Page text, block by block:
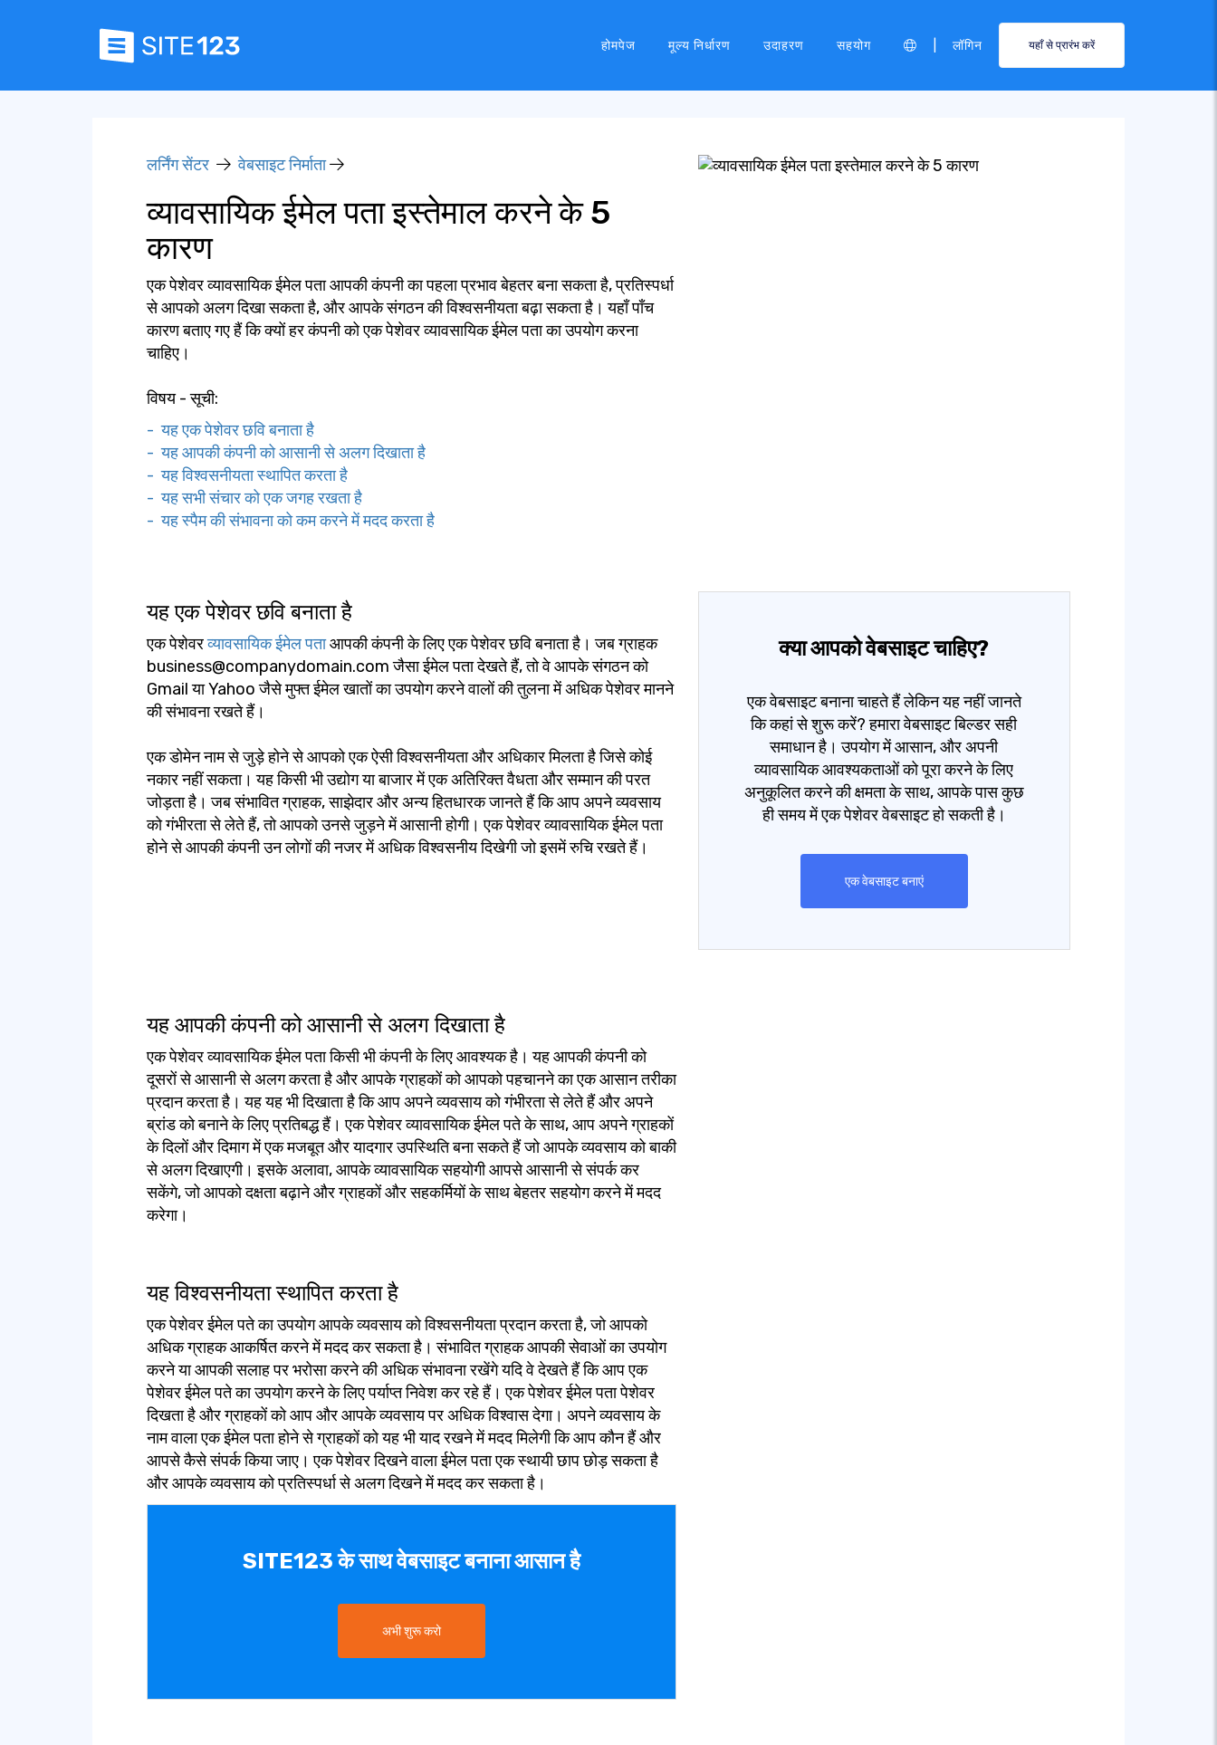
होमपेज मूल्य निर्धारण उदाहरण सहयोग लॉगिन यहाँ से प्रारंभ करें
लर्निंग सेंटर वेबसाइट निर्माता
व्यावसायिक ईमेल पता इस्तेमाल करने के 5
कारण
एक पेशेवर व्यावसायिक ईमेल पता आपकी कंपनी का पहला प्रभाव बेहतर बना सकता है, प्रतिस्पर्धा
से आपको अलग दिखा सकता है, और आपके संगठन की विश्वसनीयता बढ़ा सकता है। यहाँ पाँच
कारण बताए गए हैं कि क्यों हर कंपनी को एक पेशेवर व्यावसायिक ईमेल पता का उपयोग करना
चाहिए।
विषय - सूची:
- यह एक पेशेवर छवि बनाता है
- यह आपकी कंपनी को आसानी से अलग दिखाता है
- यह विश्वसनीयता स्थापित करता है
- यह सभी संचार को एक जगह रखता है
- यह स्पैम की संभावना को कम करने में मदद करता है
यह एक पेशेवर छवि बनाता है
एक पेशेवरव्यावसायिक ईमेल पताआपकी कंपनी के लिए एक पेशेवर छवि बनाता है। जब ग्राहक
business@companydomain.com जैसा ईमेल पता देखते हैं, तो वे आपके संगठन को
Gmail या Yahoo जैसे मुफ्त ईमेल खातों का उपयोग करने वालों की तुलना में अधिक पेशेवर मानने
की संभावना रखते हैं।
एक डोमेन नाम से जुड़े होने से आपको एक ऐसी विश्वसनीयता और अधिकार मिलता है जिसे कोई
नकार नहीं सकता। यह किसी भी उद्योग या बाजार में एक अतिरिक्त वैधता और सम्मान की परत
जोड़ता है। जब संभावित ग्राहक, साझेदार और अन्य हितधारक जानते हैं कि आप अपने व्यवसाय
को गंभीरता से लेते हैं, तो आपको उनसे जुड़ने में आसानी होगी। एक पेशेवर व्यावसायिक ईमेल पता
होने से आपकी कंपनी उन लोगों की नजर में अधिक विश्वसनीय दिखेगी जो इसमें रुचि रखते हैं।
क्या आपको वेबसाइट चाहिए?
एक वेबसाइट बनाना चाहते हैं लेकिन यह नहीं जानते
कि कहां से शुरू करें? हमारा वेबसाइट बिल्डर सही
समाधान है। उपयोग में आसान, और अपनी
व्यावसायिक आवश्यकताओं को पूरा करने के लिए
अनुकूलित करने की क्षमता के साथ, आपके पास कुछ
ही समय में एक पेशेवर वेबसाइट हो सकती है।
एक वेबसाइट बनाएं
यह आपकी कंपनी को आसानी से अलग दिखाता है
एक पेशेवर व्यावसायिक ईमेल पता किसी भी कंपनी के लिए आवश्यक है। यह आपकी कंपनी को
दूसरों से आसानी से अलग करता है और आपके ग्राहकों को आपको पहचानने का एक आसान तरीका
प्रदान करता है। यह यह भी दिखाता है कि आप अपने व्यवसाय को गंभीरता से लेते हैं और अपने
ब्रांड को बनाने के लिए प्रतिबद्ध हैं। एक पेशेवर व्यावसायिक ईमेल पते के साथ, आप अपने ग्राहकों
के दिलों और दिमाग में एक मजबूत और यादगार उपस्थिति बना सकते हैं जो आपके व्यवसाय को बाकी
से अलग दिखाएगी। इसके अलावा, आपके व्यावसायिक सहयोगी आपसे आसानी से संपर्क कर
सकेंगे, जो आपको दक्षता बढ़ाने और ग्राहकों और सहकर्मियों के साथ बेहतर सहयोग करने में मदद
करेगा।
यह विश्वसनीयता स्थापित करता है
एक पेशेवर ईमेल पते का उपयोग आपके व्यवसाय को विश्वसनीयता प्रदान करता है, जो आपको
अधिक ग्राहक आकर्षित करने में मदद कर सकता है। संभावित ग्राहक आपकी सेवाओं का उपयोग
करने या आपकी सलाह पर भरोसा करने की अधिक संभावना रखेंगे यदि वे देखते हैं कि आप एक
पेशेवर ईमेल पते का उपयोग करने के लिए पर्याप्त निवेश कर रहे हैं। एक पेशेवर ईमेल पता पेशेवर
दिखता है और ग्राहकों को आप और आपके व्यवसाय पर अधिक विश्वास देगा। अपने व्यवसाय के
नाम वाला एक ईमेल पता होने से ग्राहकों को यह भी याद रखने में मदद मिलेगी कि आप कौन हैं और
आपसे कैसे संपर्क किया जाए। एक पेशेवर दिखने वाला ईमेल पता एक स्थायी छाप छोड़ सकता है
और आपके व्यवसाय को प्रतिस्पर्धा से अलग दिखने में मदद कर सकता है।
SITE123 के साथ वेबसाइट बनाना आसान है
अभी शुरू करो